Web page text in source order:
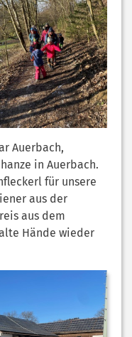
Auerbach,
in Auerbach.
für unsere
aus der
aus dem
Hände wieder